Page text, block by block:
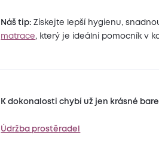
Náš tip: Získejte lepší hygienu,
matrace, který je ideální pomocník v
K dokonalosti chybí už jen krásné
Údržba prostěradel